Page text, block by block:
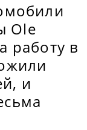
Ole
работу в
и